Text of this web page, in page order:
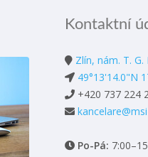
Kontaktní
Zlín, nám. T.
49°13'14.0"N
+420 737 224
kancelare@
Po-Pá: